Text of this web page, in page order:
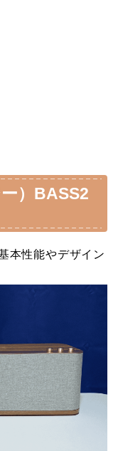
）BASS2
本性能やデザイン